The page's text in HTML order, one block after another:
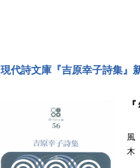
現代詩文庫『吉原幸子詩集』
風
木